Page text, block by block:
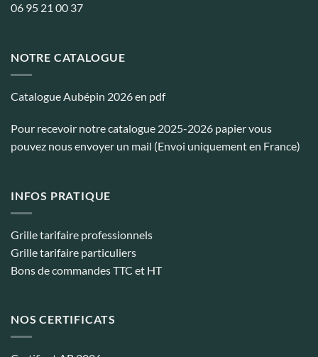
06 95 21 00 37
NOTRE CATALOGUE
Catalogue Aubépin 2026 en pdf
Pour recevoir notre catalogue 2025-2026 papier vous
pouvez nous envoyer un mail (Envoi uniquement en France)
INFOS PRATIQUE
Grille tarifaire professionnels
Grille tarifaire particuliers
Bons de commandes TTC et HT
NOS CERTIFICATS